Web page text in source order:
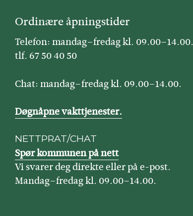
Ordinære åpningstider
Telefon: mandag–fredag kl. 09.00–14.00.
tlf. 67 50 40 50
Chat: mandag–fredag kl. 09.00–14.00.
Døgnåpne vakttjenester.
NETTPRAT/CHAT
Spør kommunen på nett
Vi svarer deg direkte eller på e-post.
Mandag–fredag kl. 09.00–14.00.